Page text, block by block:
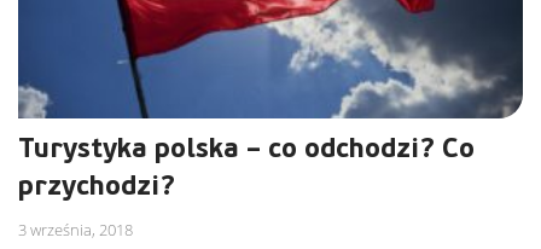
Turystyka polska – co odchodzi? Co
przychodzi?
3 września, 2018